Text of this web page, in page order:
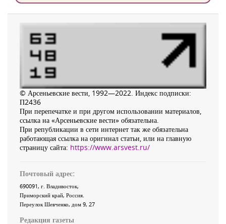
© Арсеньевские вести, 1992—2022. Индекс подписки:
П2436
При перепечатке и при другом использовании материалов,
ссылка на «Арсеньевские вести» обязательна.
При републикации в сети интернет так же обязательна
работающая ссылка на оригинал статьи, или на главную
страницу сайта: https://www.arsvest.ru/
Почтовый адрес:
690091, г. Владивосток,
Приморский край, Россия
Переулок Шевченко, дом 9, 27
Редакция газеты